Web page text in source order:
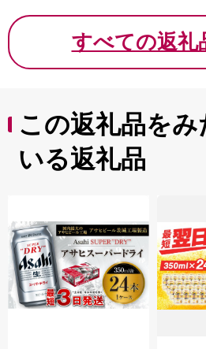
すべての返礼
この返礼品をみ
いる返礼品